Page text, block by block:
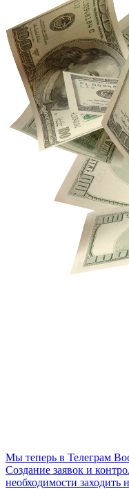
Мы теперь в Телеграм
Создание заявок и
необходимости заходить